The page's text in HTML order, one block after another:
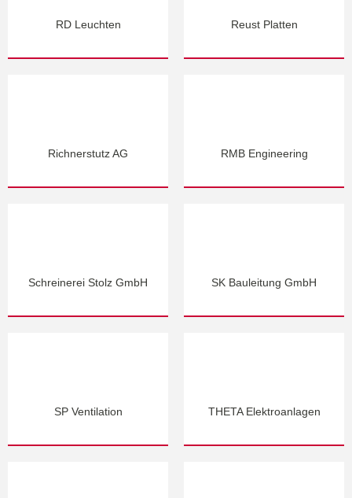
RD Leuchten Reust Platten
Richnerstutz AG RMB Engineering
Schreinerei Stolz GmbH SK Bauleitung GmbH
SP Ventilation THETA Elektroanlagen